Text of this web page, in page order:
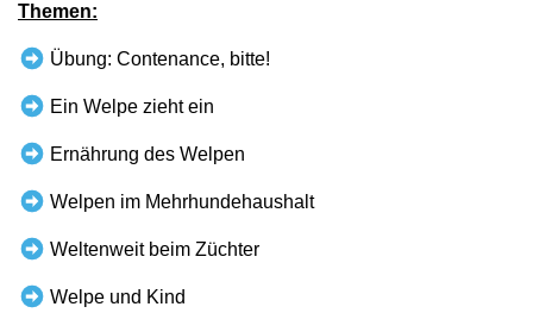
Themen:
Übung: Contenance, bitte!
Ein Welpe zieht ein
Ernährung des Welpen
Welpen im Mehrhundehaushalt
Weltenweit beim Züchter
Welpe und Kind